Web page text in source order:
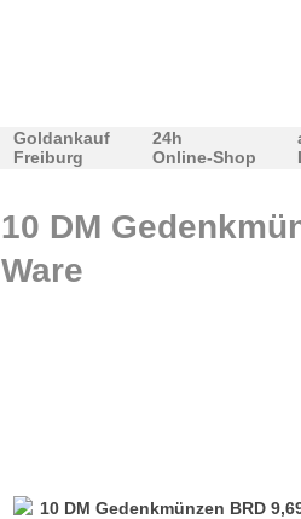
Goldankauf
Freiburg
24h
Online-Shop
10 DM
Ware